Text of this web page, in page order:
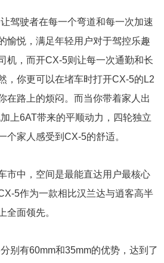
驾驶者在每一个弯道和每一次加速
愉悦，满足年轻用户对于驾控乐趣
机，而开CX-5则让每一次通勤和长
，你更可以在堵车时打开CX-5的L2
在路上的烦闷。而当你带着家人出
上6AT带来的平顺动力，四轮独立
个家人感受到CX-5的舒适。
市中，空间是最能直达用户最核心
5作为一款相比汉兰达与逍客高半
全面领先。
别有60mm和35mm的优势，达到了